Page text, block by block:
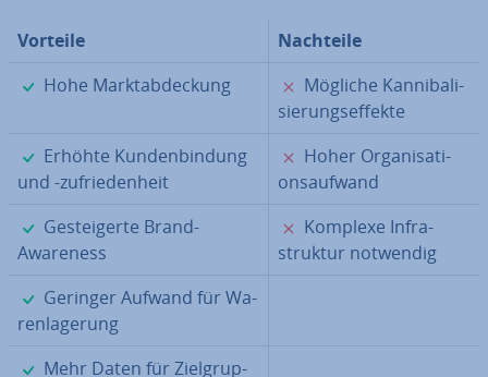
Vorteile
Nachteile
✓
Hohe Markt­ab­de­ckung ✗
Mögliche Kan­ni­ba­li­
sie­rungs­ef­fek­te
✓
Erhöhte Kun­den­bin­dung
und -zu­frie­den­heit
✗
Hoher Or­ga­ni­sa­ti­
ons­auf­wand
✓
Ge­stei­ger­te Brand-
Awareness
✗
Komplexe In­fra­
struk­tur notwendig
✓
Geringer Aufwand für Wa­
ren­la­ge­rung
✓
Mehr Daten für Ziel­grup­